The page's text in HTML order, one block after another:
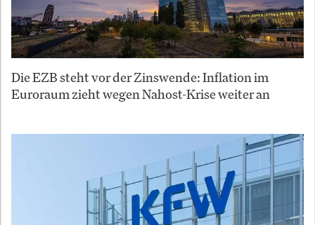
Die EZB steht vor der Zinswende: Inflation im
Euroraum zieht wegen Nahost-Krise weiter an